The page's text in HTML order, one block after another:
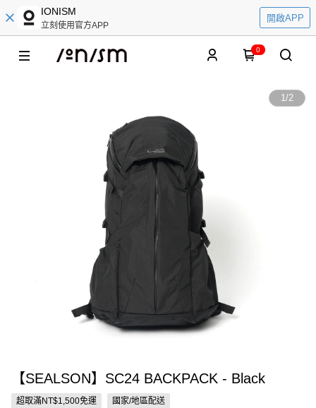
IONISM
立刻使用官方APP
開啟APP
0
1/2
【SEALSON】SC24 BACKPACK - Black
超取滿NT$1,500免運 國家/地區配送